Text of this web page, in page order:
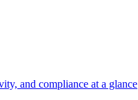
and compliance at a glance